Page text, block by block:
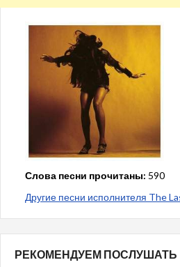
Слова песни прочитаны: 590
Другие песни исполнителя The
РЕКОМЕНДУЕМ ПОСЛУШАТЬ